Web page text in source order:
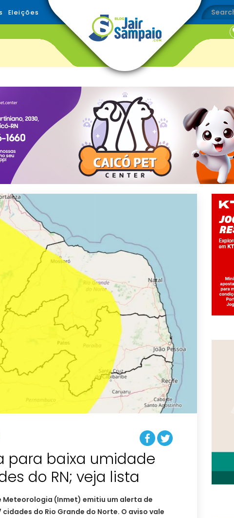
Eleições
para baixa umidade
do RN; veja lista
Meteorologia (Inmet) emitiu um alerta de
do Rio Grande do Norte. O aviso vale